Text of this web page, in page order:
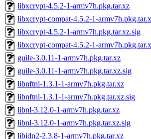
libxcrypt-4.5.2-1-armv7h.pkg.tar.xz
libxcrypt-compat-4.5.2-1-
libxcrypt-4.5.2-1-armv7h.pkg.tar.xz.sig
libxcrypt-compat-4.5.2-1-
guile-3.0.11-1-armv7h.pkg.tar.xz
guile-3.0.11-1-armv7h.pkg.tar.xz.sig
libnftnl-1.3.1-1-armv7h.pkg.tar.xz
libnftnl-1.3.1-1-armv7h.pkg.tar.xz.sig
libnl-3.12.0-1-armv7h.pkg.tar.xz
libnl-3.12.0-1-armv7h.pkg.tar.xz.sig
libidn2-2.3.8-1-armv7h.pkg.tar.xz